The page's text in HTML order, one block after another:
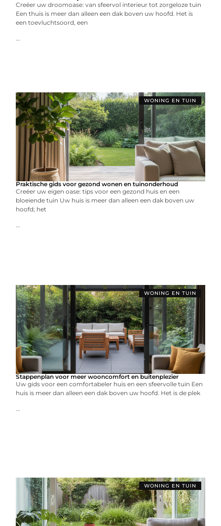
Creëer uw droomoase: van sfeervol interieur tot zorgeloze tuin
Een thuis is meer dan alleen een dak boven uw hoofd. Het is
een toevluchtsoord, een
...
WONING EN TUIN
Praktische gids voor gezond wonen en tuinonderhoud
Creëer uw eigen oase: tips voor een gezond huis en een
bloeiende tuin Uw huis is meer dan alleen een dak boven uw
hoofd; het
...
WONING EN TUIN
Stappenplan voor meer wooncomfort en buitenplezier
Uw gids voor een comfortabeler huis en een sfeervolle tuin Een
huis is meer dan alleen een dak boven uw hoofd. Het is de plek
...
WONING EN TUIN